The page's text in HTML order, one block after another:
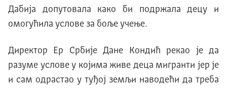
Дабиjа допутовала како би подржала децу и
омогућила услове за боље учење.
Директор Eр Србиjе Дане Kондић рекао jе да
разуме услове у коjима живе деца мигранти jер jе
и сам одрастао у туђоj земљи наводећи да треба